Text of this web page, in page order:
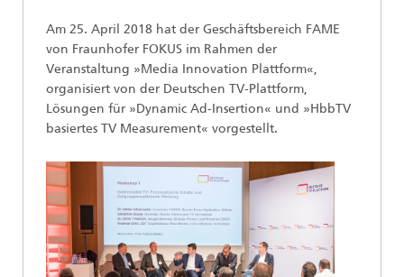
Am 25. April 2018 hat der Geschäftsbereich FAME
von Fraunhofer FOKUS im Rahmen der
Veranstaltung »Media Innovation Plattform«,
organisiert von der Deutschen TV-Plattform,
Lösungen für »Dynamic Ad-Insertion« und »HbbTV
basiertes TV Measurement« vorgestellt.